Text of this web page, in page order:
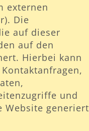
externen
Die
auf dieser
auf den
Hierbei kann
und
Website generiert